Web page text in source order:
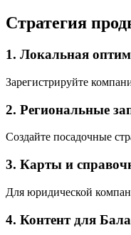
Стратегия
1. Локальная
Зарегистрируйте
2. Региональные
Создайте посадочные
3. Карты и
Для юридической
4. Контент для